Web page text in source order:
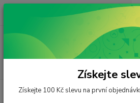
Úvod Výrobky z minerálů Svícny
Získejte
Získejte 100 Kč slevu na první